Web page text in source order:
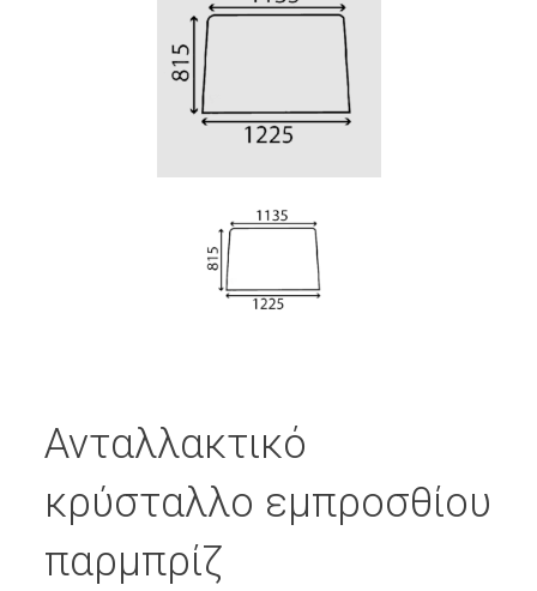
Ανταλλακτικό
κρύσταλλο εμπροσθίου
παρμπρίζ